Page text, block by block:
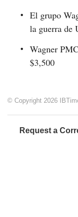
El grupo
la guerra de
Wagner
$3,500
© Copyright 2026
Request a